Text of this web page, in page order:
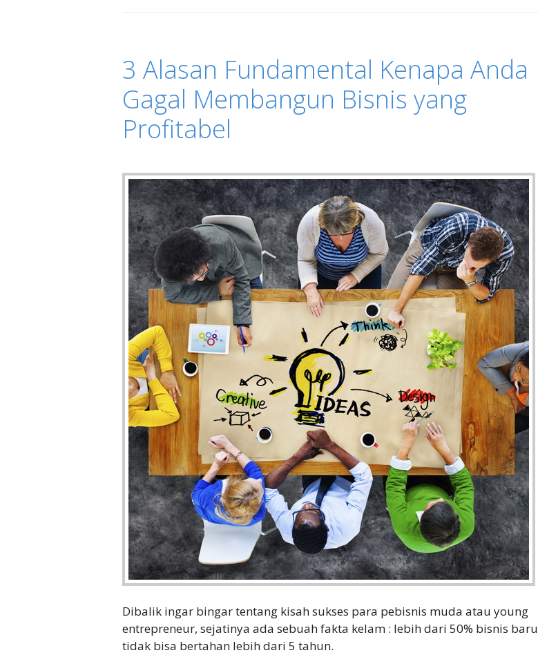
3 Alasan Fundamental Kenapa Anda
Gagal Membangun Bisnis yang
Profitabel
Dibalik ingar bingar tentang kisah sukses para pebisnis muda atau young
entrepreneur, sejatinya ada sebuah fakta kelam : lebih dari 50% bisnis baru
tidak bisa bertahan lebih dari 5 tahun.